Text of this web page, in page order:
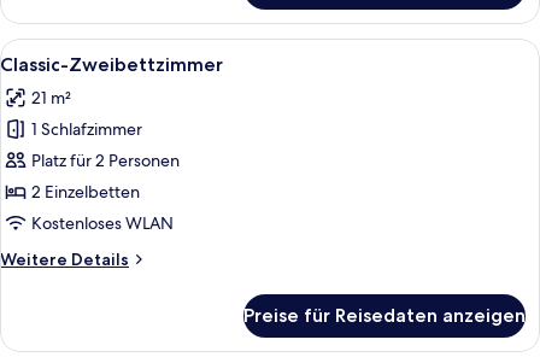
Einzelzimmer
Alle
Fotos
für
Classic-
Zweibettzimmer
anzeigen
Ein Hotelzimmer mit zwei Betten,
4
Classic-Zweibettzimmer
21 m²
1 Schlafzimmer
Platz für 2 Personen
2 Einzelbetten
Kostenloses WLAN
Weitere Details
Weitere
Zweibettzimmer
Preise für Reisedaten anzeigen